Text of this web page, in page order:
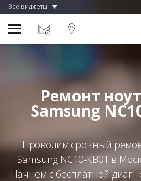
Все виджеты
Ремонт
Samsung
Проводим срочный
Samsung NC10-KB01 в
Начнем с бесплатной